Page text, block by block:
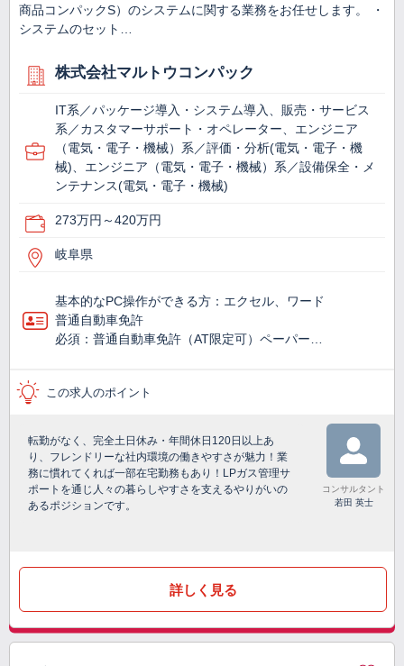
商品コンパックS）のシステムに関する業務をお任せします。 ・
システムのセット…
株式会社マルトウコンパック
IT系／パッケージ導入・システム導入、販売・サービス
系／カスタマーサポート・オペレーター、エンジニア
（電気・電子・機械）系／評価・分析(電気・電子・機
械)、エンジニア（電気・電子・機械）系／設備保全・メ
ンテナンス(電気・電子・機械)
273万円～420万円
岐阜県
基本的なPC操作ができる方：エクセル、ワード
普通自動車免許
必須：普通自動車免許（AT限定可）ペーパー…
この求人のポイント
転勤がなく、完全土日休み・年間休日120日以上あ
り、フレンドリーな社内環境の働きやすさが魅力！業
務に慣れてくれば一部在宅勤務もあり！LPガス管理サ
ポートを通じ人々の暮らしやすさを支えるやりがいの
あるポジションです。
コンサルタント
若田 英士
詳しく見る